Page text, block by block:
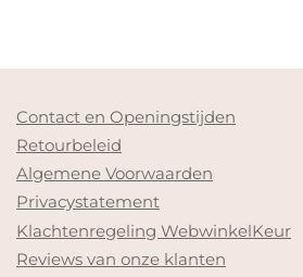
Contact en Openingstijden
Retourbeleid
Algemene Voorwaarden
Privacystatement
Klachtenregeling WebwinkelKeur
Reviews van onze klanten